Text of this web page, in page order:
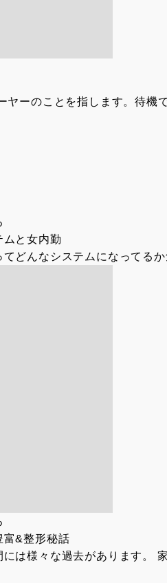
ヤーのことを指します。待機
ムと女内勤
どんなシステムになってる
富&整形秘話
は様々な過去があります。